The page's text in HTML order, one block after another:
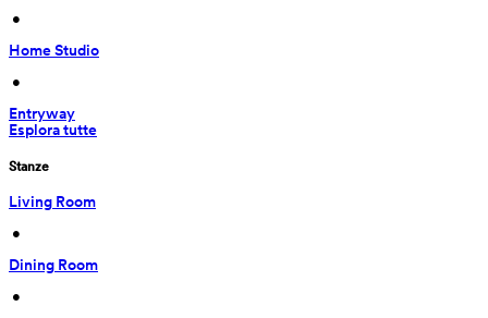
•
Home Studio
•
Entryway
Esplora tutte
Stanze
Living Room
•
Dining Room
•